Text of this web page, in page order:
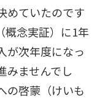
めていたのです
概念実証）に1年
が次年度になっ
みませんでし
の啓蒙（けいも